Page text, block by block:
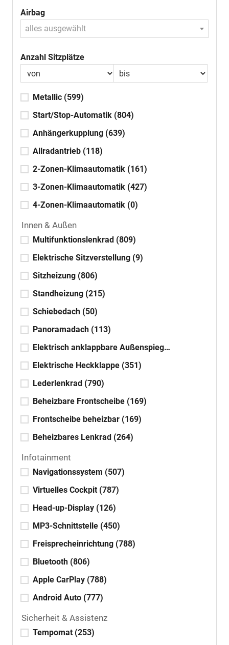
Airbag
alles ausgewählt
Anzahl Sitzplätze
Metallic (599)
Start/Stop-Automatik (804)
Anhängerkupplung (639)
Allradantrieb (118)
2-Zonen-Klimaautomatik (161)
3-Zonen-Klimaautomatik (427)
4-Zonen-Klimaautomatik (0)
Innen & Außen
Multifunktionslenkrad (809)
Elektrische Sitzverstellung (9)
Sitzheizung (806)
Standheizung (215)
Schiebedach (50)
Panoramadach (113)
Elektrisch anklappbare Außenspiegel
Elektrische Heckklappe (351)
Lederlenkrad (790)
Beheizbare Frontscheibe (169)
Frontscheibe beheizbar (169)
Beheizbares Lenkrad (264)
Infotainment
Navigationssystem (507)
Virtuelles Cockpit (787)
Head-up-Display (126)
MP3-Schnittstelle (450)
Freisprecheinrichtung (788)
Bluetooth (806)
Apple CarPlay (788)
Android Auto (777)
Sicherheit & Assistenz
Tempomat (253)